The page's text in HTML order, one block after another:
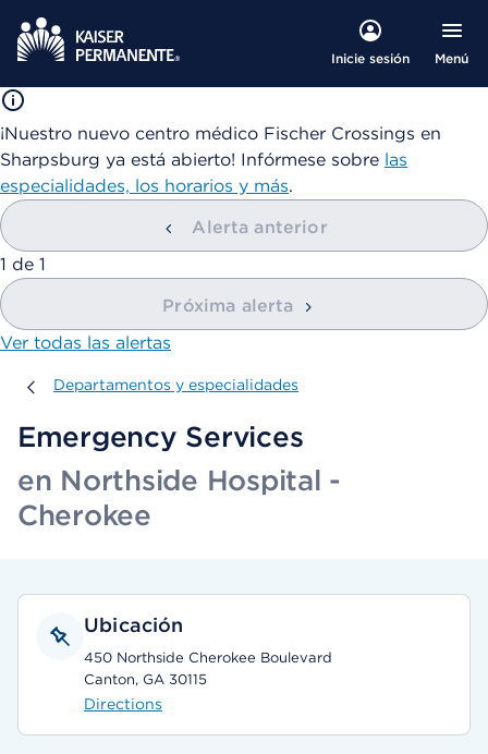
Inicie sesión Menú
¡Nuestro nuevo centro médico Fischer Crossings en
Sharpsburg ya está abierto! Infórmese sobre las
especialidades, los horarios y más.
Alerta anterior
mostrando
1 de 1
Próxima alerta
Ver todas las alertas
Departamentos y especialidades
Departamentos y especialidades
Emergency Services
en Northside Hospital -
Cherokee
Ubicación
450 Northside Cherokee Boulevard
Canton, GA 30115
Directions